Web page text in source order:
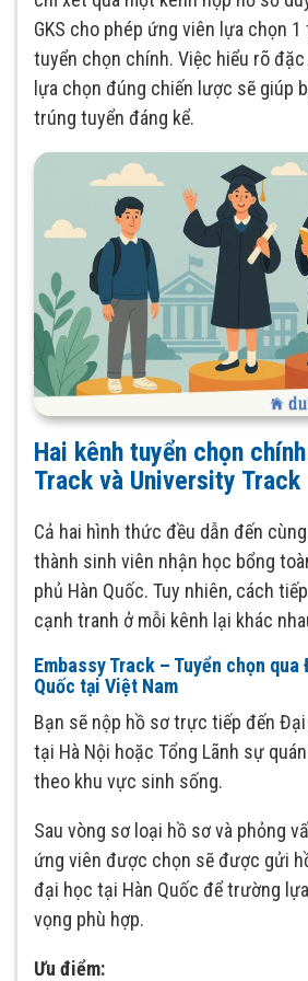
GKS cho phép ứng viên lựa chọn
tuyển chọn chính. Việc hiểu rõ
lựa chọn đúng chiến lược sẽ giúp
trúng tuyển đáng kể.
Hai kênh tuyển chọn
Track và University Track
Cả hai hình thức đều dẫn đến
thành sinh viên nhận học bổng
phủ Hàn Quốc. Tuy nhiên, cách
cạnh tranh ở mỗi kênh lại khác
Embassy Track – Tuyển chọn qua
Quốc tại Việt Nam
Bạn sẽ nộp hồ sơ trực tiếp đến
tại Hà Nội hoặc Tổng Lãnh sự
theo khu vực sinh sống.
Sau vòng sơ loại hồ sơ và phỏng
ứng viên được chọn sẽ được gửi
đại học tại Hàn Quốc để trường
vọng phù hợp.
Ưu điểm: